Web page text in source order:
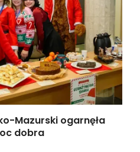
Mazurski ogarnęła
dobra